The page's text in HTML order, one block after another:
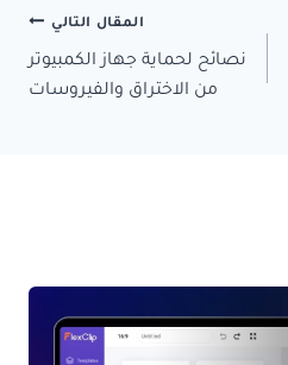
المقال التالي
نصائح لحماية جهاز الكمبيوتر
من الاختراق والفيروسات